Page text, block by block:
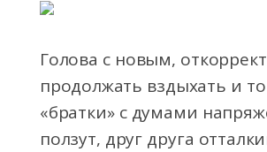
Голова с новым,
продолжать вздыхать и
«братки» с думами
ползут, друг друга